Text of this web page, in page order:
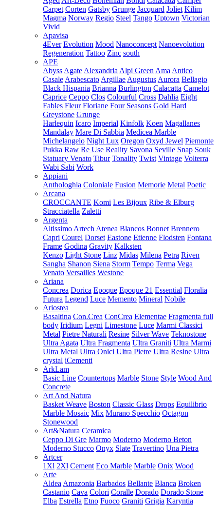
Carpet Corten Gatsby Grunge Jacquard Joliet Kilim
Magma Norway Regio Steel Tango Uptown Victorian
Vivid
Apavisa
4Ever Evolution Mood Nanoconcept Nanoevolution
Regeneration Tattoo Zinc south
APE
Abyss Agate Alexandria Alpi Green Ama Antico
Casale Arabescato Argillae Augustus Aurora Bellagio
Black Hispania Brianna Burlington Calacatta Camelot
Caprice Ceppo Clos Colourful Cross Dahlia Eight
Fables Fleur Floriane Four Seasons Gold Hard
Greystone Grunge
Harlequin Icaro Imperial Kinfolk Koen Magallanes
Mandalay Mare Di Sabbia Medicea Marble
Michelangelo Night Lux Oregon Oxyd Jewel Piemonte
Pukka Raw Re Use Reality Savona Seville Snap Souk
Statuary Venato Tibur Tonality Twist Vintage Volterra
Wabi Sabi Work
Appiani
Anthologhia Coloniale Fusion Memorie Metal Poetic
Arcana
CROCCANTE Komi Les Bijoux Ribe & Elburg
Stracciatella Zaletti
Argenta
Altissimo Artech Atenea Blancos Bonnet Brennero
Capri Courel Dorset Eastone Etienne Flodsten Fontana
Frame Godina Gravity Kalksten
Kenzo Light Stone Linz Midas Milena Petra Riven
Sangha Shanon Siena Storm Tempo Terma Vega
Venato Versailles Westone
Ariana
Concrea Dorica Epoque Epoque 21 Essential Floralia
Futura Legend Luce Memento Mineral Nobile
Ariostea
Basaltina Con.Crea ConCrea Elementae Fragmenta full
body Iridium Legni Limestone Luce Marmi Classici
Metal Pietre Naturali Resine Silver Wave Teknostone
Ultra Agata Ultra Fragmenta Ultra Graniti Ultra Marmi
Ultra Metal Ultra Onici Ultra Pietre Ultra Resine Ultra
crystal iCementi
ArkLam
Basic Line Countertops Marble Stone Style Wood And
Concrete
Art And Natura
Basket Weave Boston Classic Glass Drops Equilibrio
Marble Mosaic Mix Murano Specchio Octagon
Stonewood
Art&Natura Ceramica
Ceppo Di Gre Marmo Moderno Moderno Beton
Moderno Stucco Onyx Slate Travertino Una Pietra
Artcer
1Xl 2Xl Cement Eco Marble Marble Onix Wood
Arte
Aldea Amazonia Barbados Bellante Blanca Broken
Castanio Cava Colori Coralle Dorado Dorado Stone
Elba Estrella Etno Fuoco Graniti Grigia Karyntia